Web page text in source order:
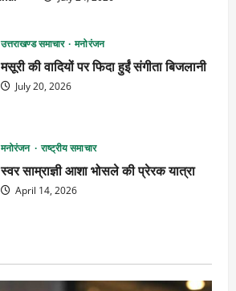
उत्तराखण्ड समाचार मनोरंजन
मसूरी की वादियों पर फिदा हुईं संगीता बिजलानी
July 20, 2026
मनोरंजन राष्ट्रीय समाचार
स्वर साम्राज्ञी आशा भोसले की प्रेरक यात्रा
April 14, 2026